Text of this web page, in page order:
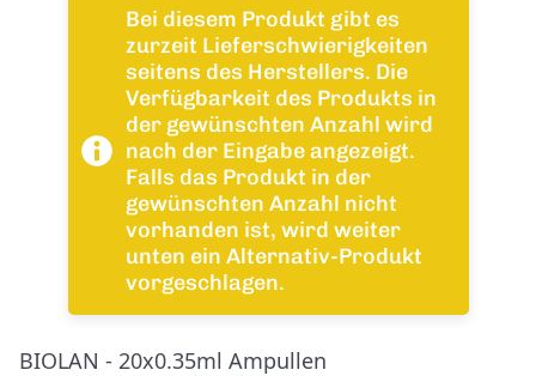
Bei diesem Produkt gibt es
zurzeit Lieferschwierigkeiten
seitens des Herstellers. Die
Verfügbarkeit des Produkts in
der gewünschten Anzahl wird
nach der Eingabe angezeigt.
Falls das Produkt in der
gewünschten Anzahl nicht
vorhanden ist, wird weiter
unten ein Alternativ-Produkt
vorgeschlagen.
BIOLAN - 20x0.35ml Ampullen